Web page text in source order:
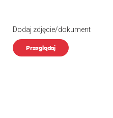
Dodaj zdjęcie/dokument
Przeglądaj